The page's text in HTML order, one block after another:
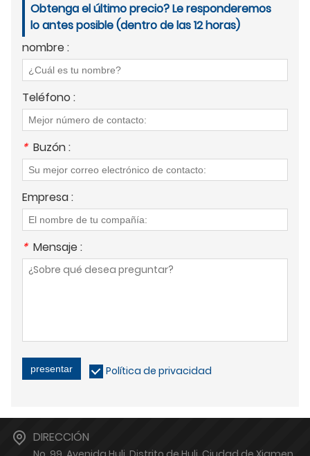
Obtenga el último precio? Le responderemos
lo antes posible (dentro de las 12 horas)
nombre :
Teléfono :
* Buzón :
Empresa :
* Mensaje :
presentar Política de privacidad
DIRECCIÓN